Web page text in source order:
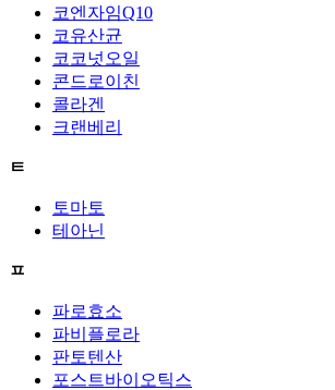
코엔자임Q10
코유산균
코코넛오일
콘드로이친
콜라겐
크랜베리
ㅌ
토마토
테아닌
ㅍ
파로효소
파비플로라
판토텐산
포스트바이오틱스